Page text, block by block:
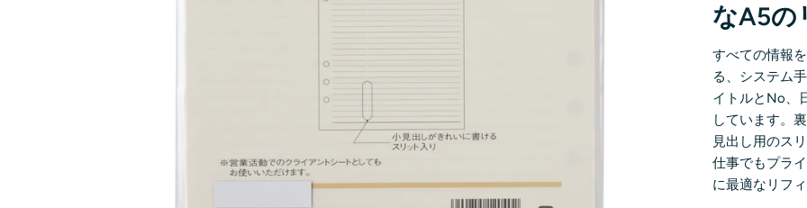
なA5の
すべての情報
る、システム
イトルとNo、
しています。
見出し用のス
仕事でもプラ
に最適なリフ